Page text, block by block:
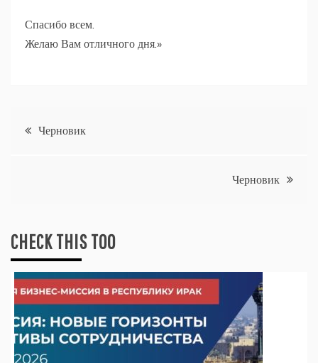
Спасибо всем.
Желаю Вам отличного дня.»
Навигация
Черновик
Черновик
CHECK THIS TOO